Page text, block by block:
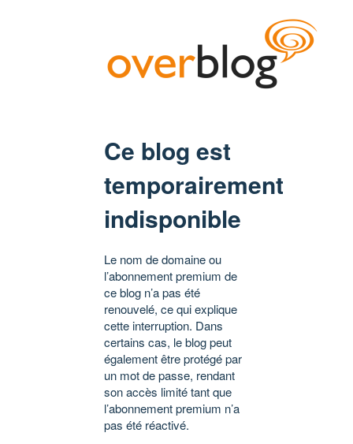
Ce blog est
temporairement
indisponible
Le nom de domaine ou
l’abonnement premium de
ce blog n’a pas été
renouvelé, ce qui explique
cette interruption. Dans
certains cas, le blog peut
également être protégé par
un mot de passe, rendant
son accès limité tant que
l’abonnement premium n’a
pas été réactivé.